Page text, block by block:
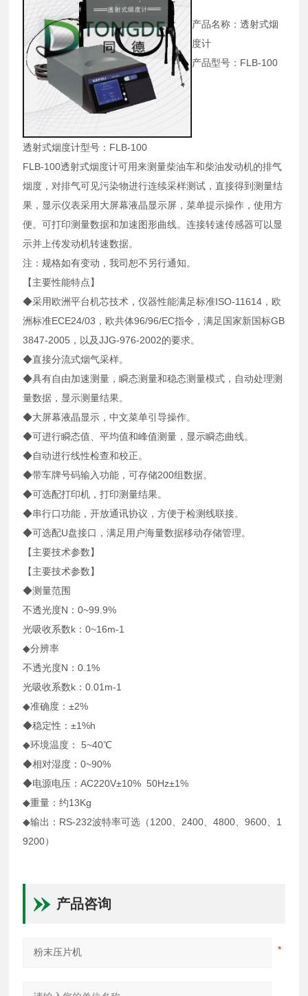
产品名称：透射式烟
度计
产品型号：FLB-100
透射式烟度计型号：FLB-100
FLB-100透射式烟度计可用来测量柴油车和柴油发动机的排气
烟度，对排气可见污染物进行连续采样测试，直接得到测量结
果，显示仪表采用大屏幕液晶显示屏，菜单提示操作，使用方
便。可打印测量数据和加速图形曲线。连接转速传感器可以显
示并上传发动机转速数据。
注：规格如有变动，我司恕不另行通知。
【主要性能特点】
◆采用欧洲平台机芯技术，仪器性能满足标准ISO-11614，欧
洲标准ECE24/03，欧共体96/96/EC指令，满足国家新国标GB
3847-2005，以及JJG-976-2002的要求。
◆直接分流式烟气采样。
◆具有自由加速测量，瞬态测量和稳态测量模式，自动处理测
量数据，显示测量结果。
◆大屏幕液晶显示，中文菜单引导操作。
◆可进行瞬态值、平均值和峰值测量，显示瞬态曲线。
◆自动进行线性检查和校正。
◆带车牌号码输入功能，可存储200组数据。
◆可选配打印机，打印测量结果。
◆串行口功能，开放通讯协议，方便于检测线联接。
◆可选配U盘接口，满足用户海量数据移动存储管理。
【主要技术参数】
【主要技术参数】
◆测量范围
不透光度N：0~99.9%
光吸收系数k：0~16m-1
◆分辨率
不透光度N：0.1%
光吸收系数k：0.01m-1
◆准确度：±2%
◆稳定性：±1%h
◆环境温度： 5~40℃
◆相对湿度：0~90%
◆电源电压：AC220V±10% 50Hz±1%
◆重量：约13Kg
◆输出：RS-232波特率可选（1200、2400、4800、9600、1
9200）
产品咨询